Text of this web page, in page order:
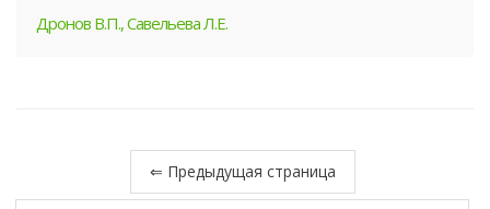
Дронов В.П., Савельева Л.Е.
⇐ Предыдущая страница